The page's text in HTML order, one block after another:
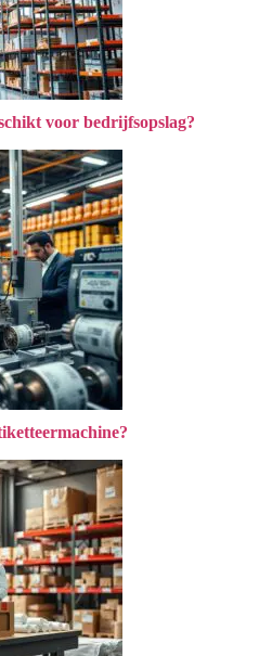
voor bedrijfsopslag?